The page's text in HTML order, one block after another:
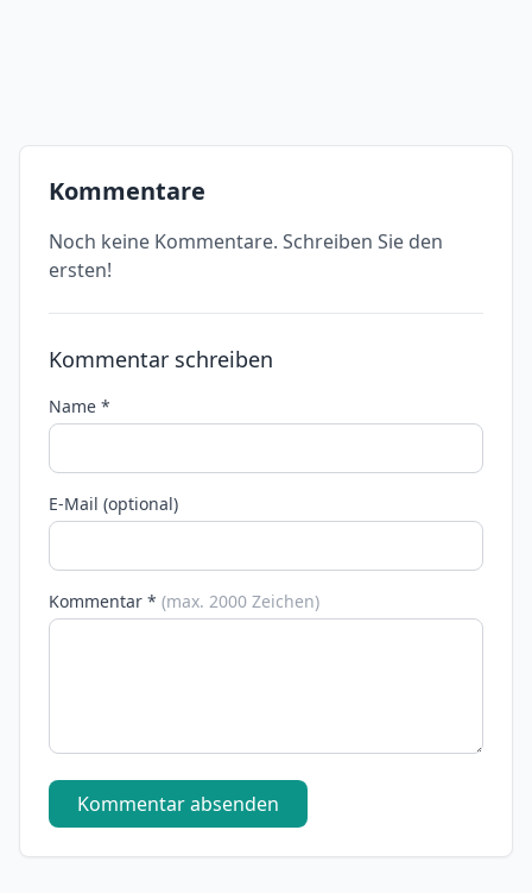
Kommentare
Noch keine Kommentare. Schreiben Sie den
ersten!
Kommentar schreiben
Name *
E-Mail (optional)
Kommentar * (max. 2000 Zeichen)
Kommentar absenden